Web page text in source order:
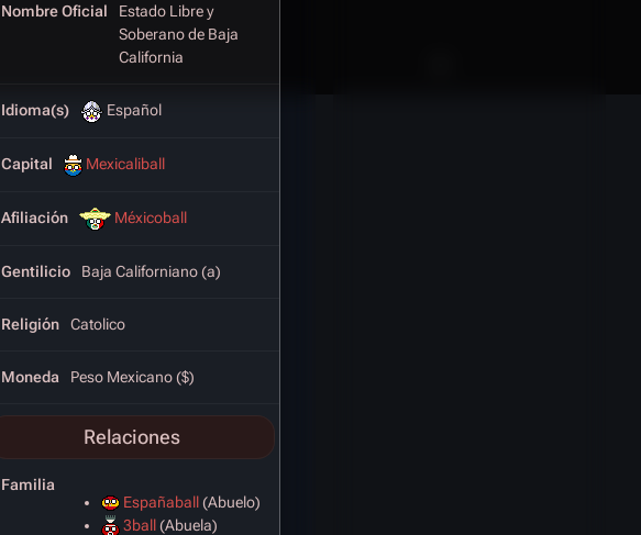
Nombre Oficial
Estado Libre y
Soberano de Baja
California
Idioma(s) Español
Capital Mexicaliball
Afiliación Méxicoball
Gentilicio Baja Californiano (a)
Religión Catolico
Moneda Peso Mexicano ($)
Relaciones
Familia
Españaball(Abuelo)
3ball(Abuela)